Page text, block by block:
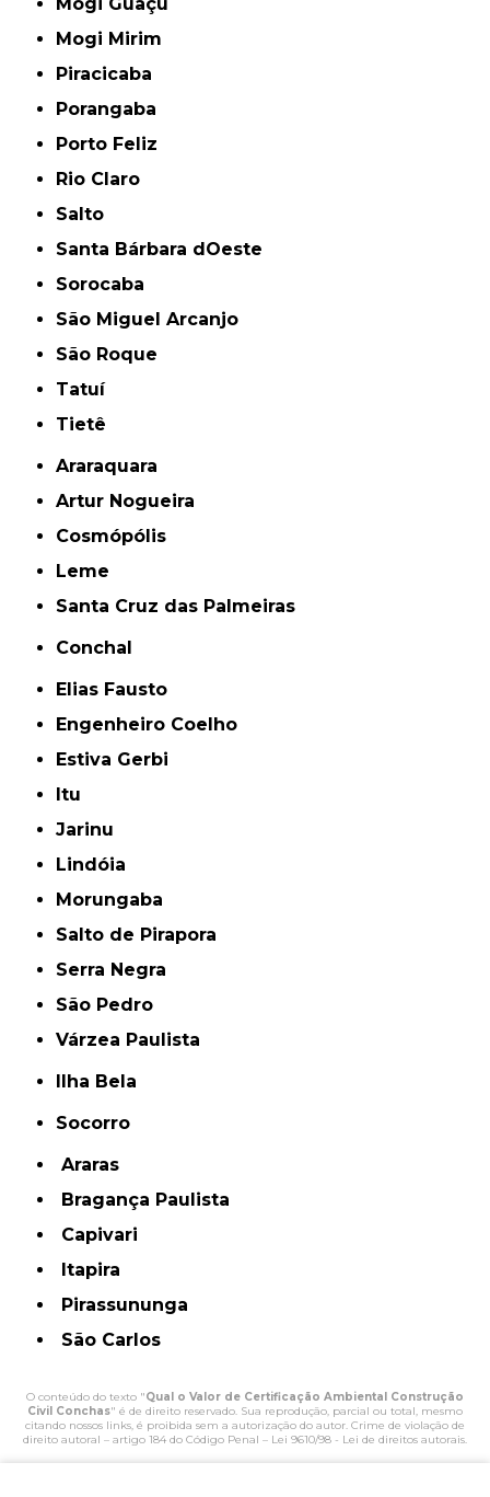
Mogi Mirim
Piracicaba
Porangaba
Porto Feliz
Rio Claro
Salto
Santa Bárbara dOeste
Sorocaba
São Miguel Arcanjo
São Roque
Tatuí
Tietê
Araraquara
Artur Nogueira
Cosmópólis
Leme
Santa Cruz das Palmeiras
Conchal
Elias Fausto
Engenheiro Coelho
Estiva Gerbi
Itu
Jarinu
Lindóia
Morungaba
Salto de Pirapora
Serra Negra
São Pedro
Várzea Paulista
Ilha Bela
Socorro
Araras
Bragança Paulista
Capivari
Itapira
Pirassununga
São Carlos
O conteúdo do texto "Qual o Valor de Certificação Ambiental Construção
Civil Conchas" é de direito reservado. Sua reprodução, parcial ou total, mesmo
citando nossos links, é proibida sem a autorização do autor. Crime de violação de
direito autoral – artigo 184 do Código Penal – Lei 9610/98 - Lei de direitos autorais